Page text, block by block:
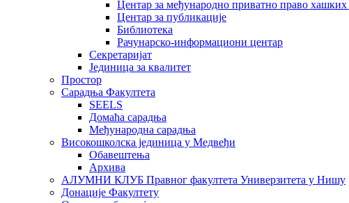
Центар за међународно приватно право
Центар за публикације
Библиотека
Рачунарско-информациони центар
Секретаријат
Јединица за квалитет
Простор
Сарадња Факултета
SEELS
Домаћа сарадња
Међународна сарадња
Високошколска јединица у Медвеђи
Обавештења
Архива
АЛУМНИ КЛУБ Правног факултета Универзитета у Нишу
Донације Факултету